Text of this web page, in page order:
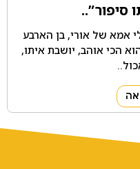
סיפור”..
אמא של אורי, בן הארבע
הכי אוהב, יושבת איתו,